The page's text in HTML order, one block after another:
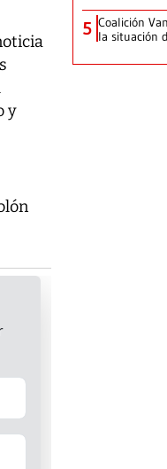
y
5 Coalición
la situación